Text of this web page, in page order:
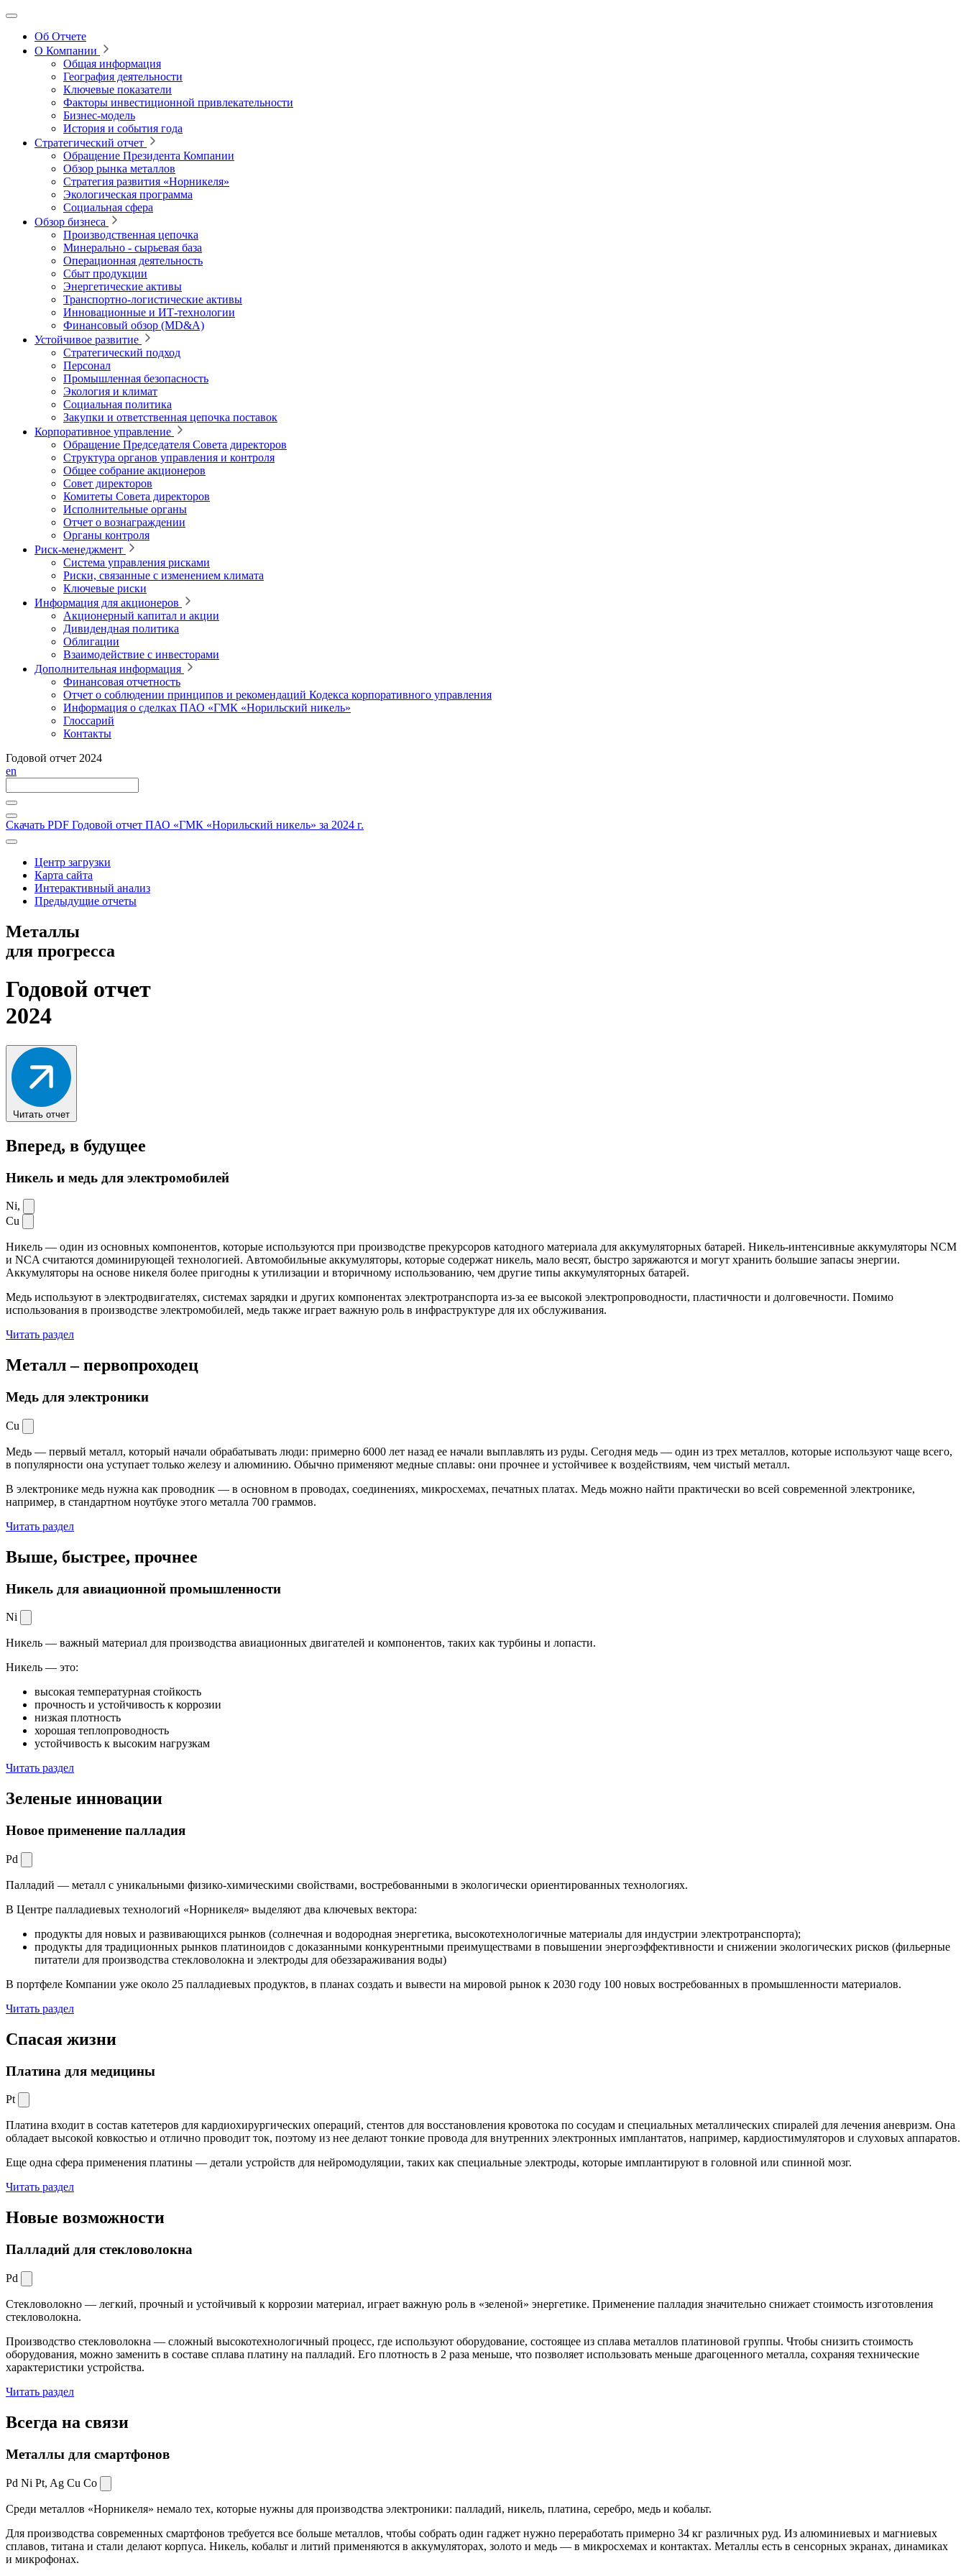
Об Отчете
О Компании
Общая информация
География деятельности
Ключевые показатели
Факторы инвестиционной привлекательности
Бизнес-модель
История и события года
Стратегический отчет
Обращение Президента Компании
Обзор рынка металлов
Стратегия развития «Норникеля»
Экологическая программа
Социальная сфера
Обзор бизнеса
Производственная цепочка
Минерально ‑ сырьевая база
Операционная деятельность
Сбыт продукции
Энергетические активы
Транспортно-логистические активы
Инновационные и ИТ‑технологии
Финансовый обзор (MD&A)
Устойчивое развитие
Стратегический подход
Персонал
Промышленная безопасность
Экология и климат
Социальная политика
Закупки и ответственная цепочка поставок
Корпоративное управление
Обращение Председателя Совета директоров
Структура органов управления и контроля
Общее собрание акционеров
Совет директоров
Комитеты Совета директоров
Исполнительные органы
Отчет о вознаграждении
Органы контроля
Риск-менеджмент
Система управления рисками
Риски, связанные с изменением климата
Ключевые риски
Информация для акционеров
Акционерный капитал и акции
Дивидендная политика
Облигации
Взаимодействие с инвесторами
Дополнительная информация
Финансовая отчетность
Отчет о соблюдении принципов и рекомендаций Кодекса корпоративного управления
Информация о сделках ПАО «ГМК «Норильский никель»
Глоссарий
Контакты
Годовой отчет 2024
en
Скачать PDF Годовой отчет ПАО «ГМК «Норильский никель» за 2024 г.
Центр загрузки
Карта сайта
Интерактивный анализ
Предыдущие отчеты
Металлы
для прогресса
Годовой отчет
2024
Читать отчет
Вперед, в будущее
Никель и медь для электромобилей
Ni,
Cu
Никель — один из основных компонентов, которые используются при производстве прекурсоров катодного материала для аккумуляторных батарей. Никель-интенсивные аккумуляторы NCM
и NCA считаются доминирующей технологией. Автомобильные аккумуляторы, которые содержат никель, мало весят, быстро заряжаются и могут хранить большие запасы энергии.
Аккумуляторы на основе никеля более пригодны к утилизации и вторичному использованию, чем другие типы аккумуляторных батарей.
Медь используют в электродвигателях, системах зарядки и других компонентах электротранспорта из-за ее высокой электропроводности, пластичности и долговечности. Помимо
использования в производстве электромобилей, медь также играет важную роль в инфраструктуре для их обслуживания.
Читать раздел
Металл –первопроходец
Медь для электроники
Cu
Медь — первый металл, который начали обрабатывать люди: примерно 6000 лет назад ее начали выплавлять из руды. Сегодня медь — один из трех металлов, которые используют чаще всего,
в популярности она уступает только железу и алюминию. Обычно применяют медные сплавы: они прочнее и устойчивее к воздействиям, чем чистый металл.
В электронике медь нужна как проводник — в основном в проводах, соединениях, микросхемах, печатных платах. Медь можно найти практически во всей современной электронике,
например, в стандартном ноутбуке этого металла 700 граммов.
Читать раздел
Выше, быстрее, прочнее
Никель для авиационной промышленности
Ni
Никель — важный материал для производства авиационных двигателей и компонентов, таких как турбины и лопасти.
Никель — это:
высокая температурная стойкость
прочность и устойчивость к коррозии
низкая плотность
хорошая теплопроводность
устойчивость к высоким нагрузкам
Читать раздел
Зеленые инновации
Новое применение палладия
Pd
Палладий — металл с уникальными физико-химическими свойствами, востребованными в экологически ориентированных технологиях.
В Центре палладиевых технологий «Норникеля» выделяют два ключевых вектора:
продукты для новых и развивающихся рынков (солнечная и водородная энергетика, высокотехнологичные материалы для индустрии электротранспорта);
продукты для традиционных рынков платиноидов с доказанными конкурентными преимуществами в повышении энергоэффективности и снижении экологических рисков (фильерные
питатели для производства стекловолокна и электроды для обеззараживания воды)
В портфеле Компании уже около 25 палладиевых продуктов, в планах создать и вывести на мировой рынок к 2030 году 100 новых востребованных в промышленности материалов.
Читать раздел
Спасая жизни
Платина для медицины
Pt
Платина входит в состав катетеров для кардиохирургических операций, стентов для восстановления кровотока по сосудам и специальных металлических спиралей для лечения аневризм. Она
обладает высокой ковкостью и отлично проводит ток, поэтому из нее делают тонкие провода для внутренних электронных имплантатов, например, кардиостимуляторов и слуховых аппаратов.
Еще одна сфера применения платины — детали устройств для нейромодуляции, таких как специальные электроды, которые имплантируют в головной или спинной мозг.
Читать раздел
Новые возможности
Палладий для стекловолокна
Pd
Стекловолокно — легкий, прочный и устойчивый к коррозии материал, играет важную роль в «зеленой» энергетике. Применение палладия значительно снижает стоимость изготовления
стекловолокна.
Производство стекловолокна — сложный высокотехнологичный процесс, где используют оборудование, состоящее из сплава металлов платиновой группы. Чтобы снизить стоимость
оборудования, можно заменить в составе сплава платину на палладий. Его плотность в 2 раза меньше, что позволяет использовать меньше драгоценного металла, сохраняя технические
характеристики устройства.
Читать раздел
Всегда на связи
Металлы для смартфонов
Pd Ni Pt, Ag Cu Co
Среди металлов «Норникеля» немало тех, которые нужны для производства электроники: палладий, никель, платина, серебро, медь и кобальт.
Для производства современных смартфонов требуется все больше металлов, чтобы собрать один гаджет нужно переработать примерно 34 кг различных руд. Из алюминиевых и магниевых
сплавов, титана и стали делают корпуса. Никель, кобальт и литий применяются в аккумуляторах, золото и медь — в микросхемах и контактах. Металлы есть в сенсорных экранах, динамиках
и микрофонах.